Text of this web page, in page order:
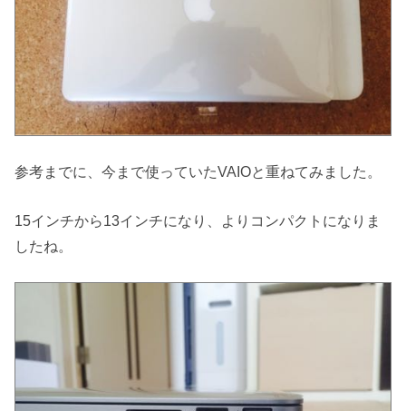
参考までに、今まで使っていたVAIOと重ねてみました。
15インチから13インチになり、よりコンパクトになりま
したね。